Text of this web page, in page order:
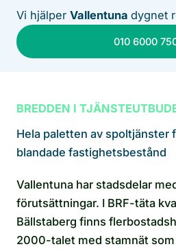
Vi hjälper Vallentuna dygnet
010 6000
BREDDEN I
Hela paletten av spoltjänster
blandade fastighetsbestånd
Vallentuna har stadsdelar
förutsättningar. I BRF-täta
Bällstaberg finns
2000-talet med stamnät